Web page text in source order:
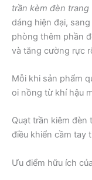
trần kèm đèn trang
dáng hiện đại,
phòng thêm phần
và tăng cường rực
Mỗi khi sản phẩm
oi nồng từ khí hậu
Quạt trần kiêm đèn
điều khiển cầm tay
Ưu điểm hữu ích của